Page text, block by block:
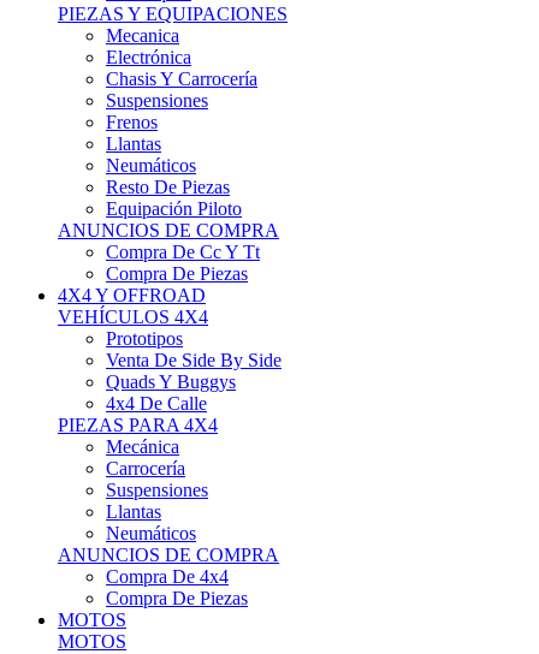
Mecanica
Electrónica
Chasis Y Carrocería
Suspensiones
Frenos
Llantas
Neumáticos
Resto De Piezas
Equipación Piloto
ANUNCIOS DE COMPRA
Compra De Cc Y Tt
Compra De Piezas
4X4 Y OFFROAD
VEHÍCULOS 4X4
Prototipos
Venta De Side By Side
Quads Y Buggys
4x4 De Calle
PIEZAS PARA 4X4
Mecánica
Carrocería
Suspensiones
Llantas
Neumáticos
ANUNCIOS DE COMPRA
Compra De 4x4
Compra De Piezas
MOTOS
MOTOS
Motos De Circuito